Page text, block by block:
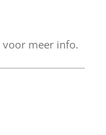
voor meer info.